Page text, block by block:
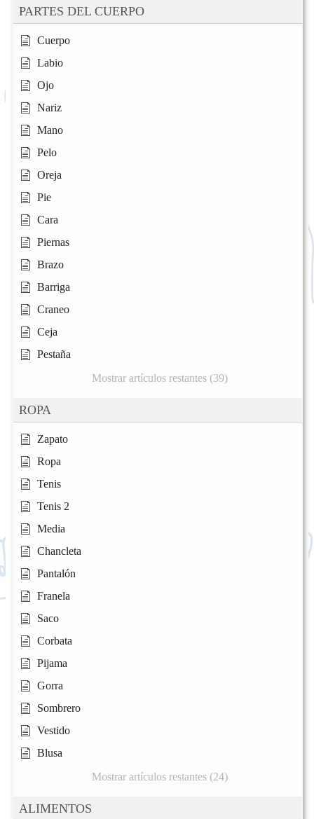
PARTES DEL CUERPO
Cuerpo
Labio
Ojo
Nariz
Mano
Pelo
Oreja
Pie
Cara
Piernas
Brazo
Barriga
Craneo
Ceja
Pestaña
Mostrar artículos restantes (39)
ROPA
Zapato
Ropa
Tenis
Tenis 2
Media
Chancleta
Pantalón
Franela
Saco
Corbata
Pijama
Gorra
Sombrero
Vestido
Blusa
Mostrar artículos restantes (24)
ALIMENTOS